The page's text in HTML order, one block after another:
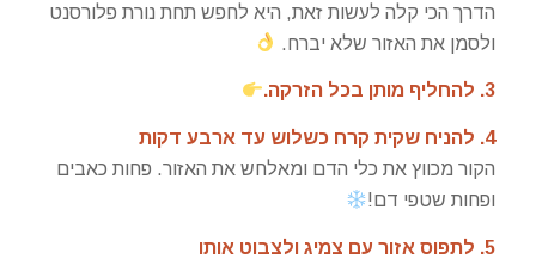
הדרך הכי קלה לעשות זאת, היא לחפש תחת נורת פלורסנט
ולסמן את האזור שלא יברח.
3. להחליף מותן בכל הזרקה.
4. להניח שקית קרח כשלוש עד ארבע דקות
הקור מכווץ את כלי הדם ומאלחש את האזור. פחות כאבים
ופחות שטפי דם!
5. לתפוס אזור עם צמיג ולצבוט אותו